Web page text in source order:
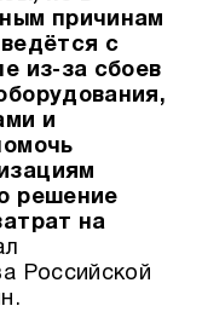
причинам
с
из-за сбоев
и
решение
на
Российской